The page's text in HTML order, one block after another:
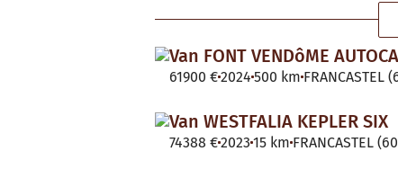
Van FONT VENDôME
61900 €2024 500 km FRANCASTEL
Van WESTFALIA KEPLER SIX
74388 €2023 15 km FRANCASTEL